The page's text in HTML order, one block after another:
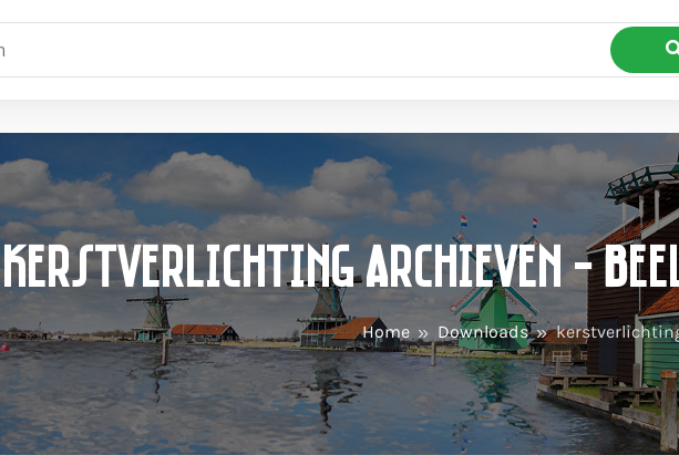
kerstverlichting Archieven -
Home Downloads